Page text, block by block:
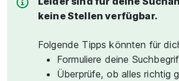
keine Stellen verfügbar.
Folgende Tipps könnten für
Formuliere deine
Überprüfe, ob alles richtig